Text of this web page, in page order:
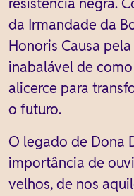
resistência negra.
da Irmandade da
Honoris Causa
inabalável de
alicerce para
o futuro.
O legado de Dona
importância de
velhos, de nos